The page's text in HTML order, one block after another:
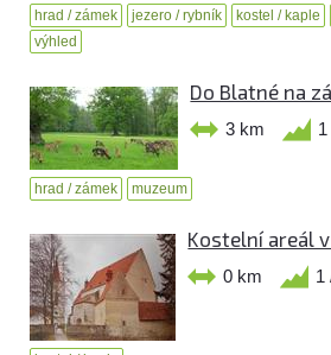
hrad / zámek jezero / rybník kostel / kaple
výhled
Do Blatné na
3 km
hrad / zámek muzeum
Kostelní areál
0 km 1